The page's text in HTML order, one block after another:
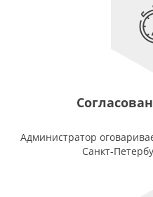
Администратор
Санкт-